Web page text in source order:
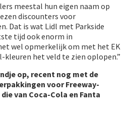
meestal hun eigen naam op
discounters voor
Dat is wat Lidl met Parkside
tijd ook enorm in
wel opmerkelijk om met het EK
kleuren het veld te zien oplopen.”
op, recent nog met de
voor Freeway-
van Coca-Cola en Fanta